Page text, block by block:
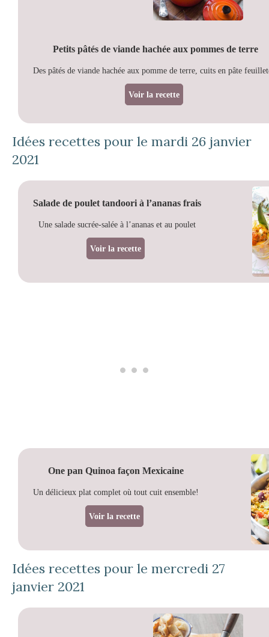
Petits pâtés de viande hachée aux pommes de terre
Des pâtés de viande hachée aux pomme de terre, cuits en pâte
Voir la recette
Idées recettes pour le mardi 26 janvier
2021
Salade de poulet tandoori à l’ananas frais
Une salade sucrée-salée à l’ananas et au poulet
Voir la recette
One pan Quinoa façon Mexicaine
Un délicieux plat complet où tout cuit ensemble!
Voir la recette
Idées recettes pour le mercredi 27
janvier 2021